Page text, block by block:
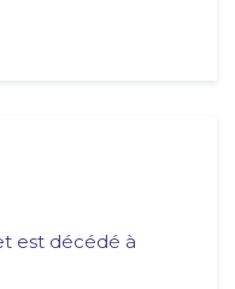
est décédé à